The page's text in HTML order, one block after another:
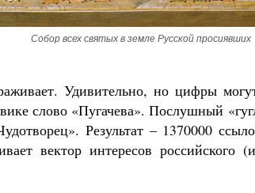
Собор всех святых в земле Русской просиявших
Удивительно, но цифры
слово «Пугачева». Послушный
Результат – 1370000
вектор интересов российского